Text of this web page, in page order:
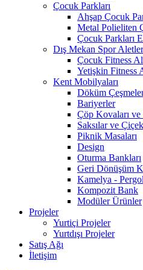
Çocuk Parkları
Ahşap Çocuk
Metal Polieliten
Çocuk Parkları
Dış Mekan Spor
Çocuk Fitness
Yetişkin Fitness
Kent Mobilyaları
Döküm
Bariyerler
Çöp Kovaları
Saksılar ve
Piknik Masaları
Design
Oturma Bankları
Geri Dönüşüm
Kamelya -
Kompozit Bank
Modüler Ürünler
Projeler
Yurtiçi Projeler
Yurtdışı Projeler
Satış Ağı
İletişim